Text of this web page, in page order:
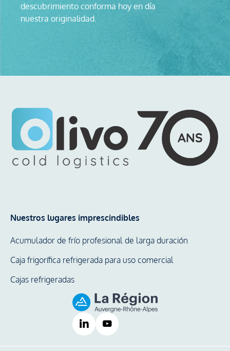
descubrimiento conforma hoy en día
nuestra originalidad.
Nuestros lugares imprescindibles
Acumulador de frío profesional de larga duración
Caja frigorífica refrigerada para uso comercial
Cajas refrigeradas